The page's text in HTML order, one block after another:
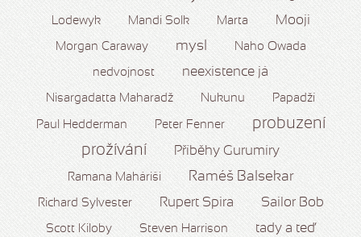
Lodewyk Mandi Solk Marta Mooji
Morgan Caraway mysl Naho Owada
nedvojnost neexistence já
Nisargadatta Maharadž Nukunu Papadží
Paul Hedderman Peter Fenner
probuzení
prožívání
Příběhy Gurumíry
Ramana Maháriši Raméš Balsekar
Richard Sylvester Rupert Spira Sailor Bob
Scott Kiloby Steven Harrison tady a teď